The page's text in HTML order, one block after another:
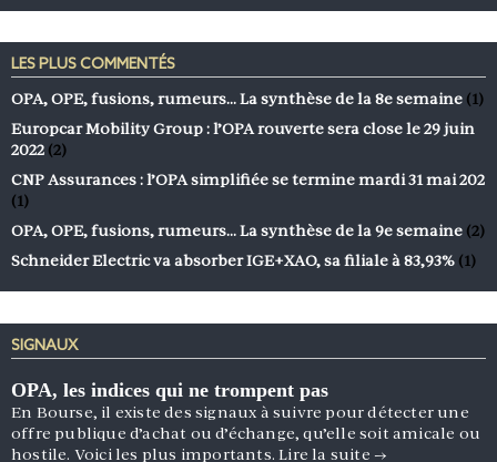
LES PLUS COMMENTÉS
OPA, OPE, fusions, rumeurs… La synthèse de la 8e semaine (1)
Europcar Mobility Group : l’OPA rouverte sera close le 29 juin
2022 (2)
CNP Assurances : l’OPA simplifiée se termine mardi 31 mai 202
(1)
OPA, OPE, fusions, rumeurs… La synthèse de la 9e semaine (2)
Schneider Electric va absorber IGE+XAO, sa filiale à 83,93% (1)
SIGNAUX
OPA, les indices qui ne trompent pas
En Bourse, il existe des signaux à suivre pour détecter une
offre publique d’achat ou d’échange, qu’elle soit amicale ou
hostile. Voici les plus importants.Lire la suite →